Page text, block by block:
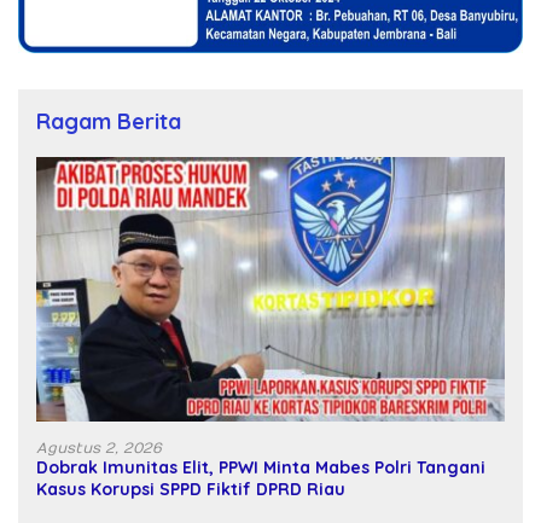
Ragam Berita
Agustus 2, 2026
Dobrak Imunitas Elit, PPWI Minta Mabes Polri Tangani
Kasus Korupsi SPPD Fiktif DPRD Riau